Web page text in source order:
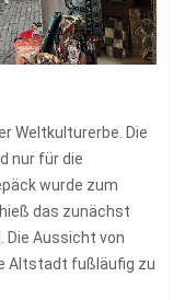
Weltkulturerbe. Die
nur für die
wurde zum
das zunächst
Die Aussicht von
Altstadt fußläufig zu